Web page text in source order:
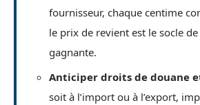
fournisseur, chaque centime
le prix de revient est le socle
gagnante.
Anticiper droits de douane
soit à l’import ou à l’export,